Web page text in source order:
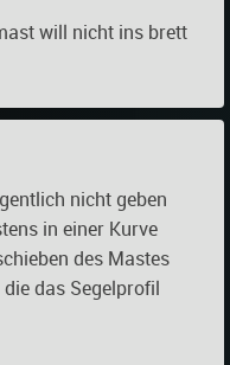
will nicht ins brett
nicht geben
in einer Kurve
des Mastes
das Segelprofil